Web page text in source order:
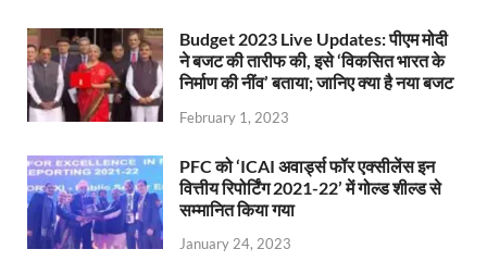
Budget 2023 Live Updates: पीएम मोदी
ने बजट की तारीफ की, इसे ‘विकसित भारत के
निर्माण की नींव’ बताया; जानिए क्या है नया बजट
February 1, 2023
PFC को ‘ICAI अवार्ड्स फॉर एक्सीलेंस इन
वित्तीय रिपोर्टिंग 2021-22’ में गोल्ड शील्ड से
सम्मानित किया गया
January 24, 2023